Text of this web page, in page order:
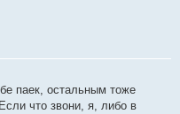
паек, остальным тоже
что звони, я, либо в